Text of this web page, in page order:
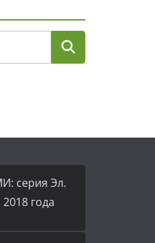
серия Эл.
года